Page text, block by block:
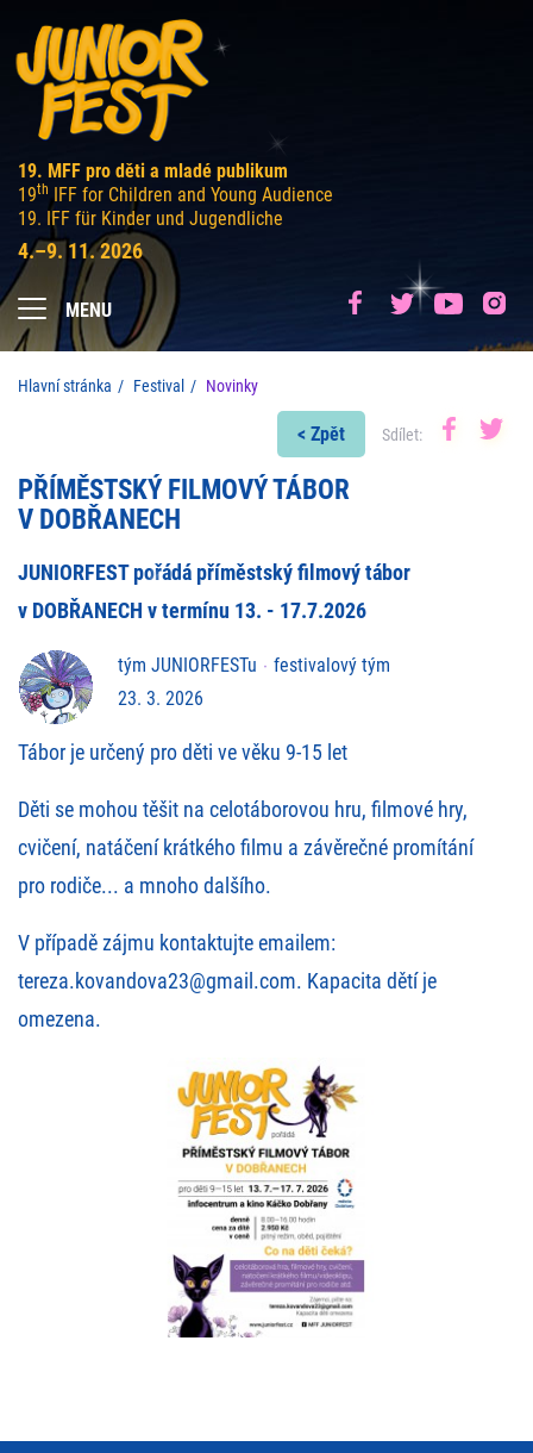
19. MFF pro děti a mladé publikum
19th IFF for Children and Young Audience
19. IFF für Kinder und Jugendliche
4.–9. 11. 2026
MENU
Hlavní stránka Festival Novinky
< Zpět Sdílet:
PŘÍMĚSTSKÝ FILMOVÝ TÁBOR
V DOBŘANECH
JUNIORFEST pořádá příměstský filmový tábor
v DOBŘANECH v termínu 13. - 17.7.2026
tým JUNIORFESTu
festivalový tým
23. 3. 2026
Tábor je určený pro děti ve věku 9-15 let
Děti se mohou těšit na celotáborovou hru, filmové hry,
cvičení, natáčení krátkého filmu a závěrečné promítání
pro rodiče... a mnoho dalšího.
V případě zájmu kontaktujte emailem:
tereza.kovandova23@gmail.com. Kapacita dětí je
omezena.